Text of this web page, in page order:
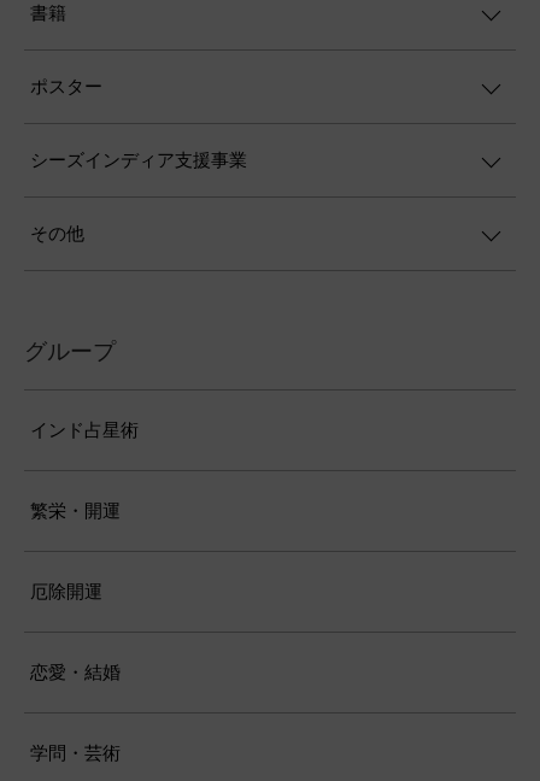
書籍
ポスター
シーズインディア支援事業
その他
グループ
インド占星術
繁栄・開運
厄除開運
恋愛・結婚
学問・芸術